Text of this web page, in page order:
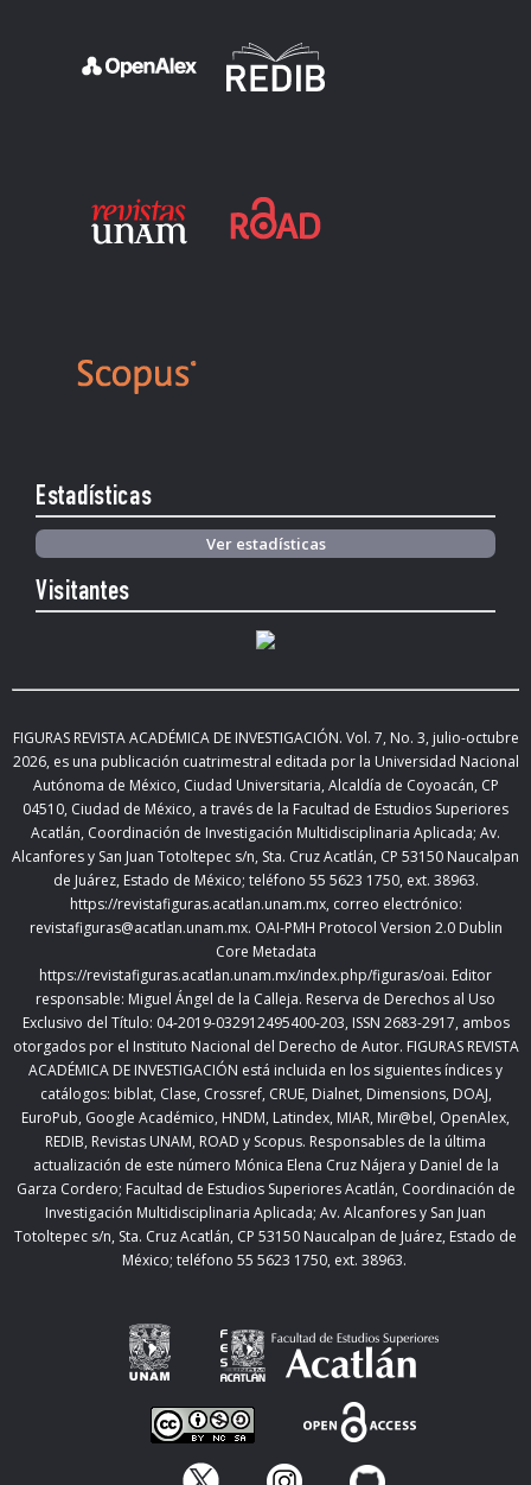
Estadísticas
Ver estadísticas
Visitantes
FIGURAS REVISTA ACADÉMICA DE INVESTIGACIÓN. Vol. 7, No. 3, julio-octubre
2026, es una publicación cuatrimestral editada por la Universidad Nacional
Autónoma de México, Ciudad Universitaria, Alcaldía de Coyoacán, CP
04510, Ciudad de México, a través de la Facultad de Estudios Superiores
Acatlán, Coordinación de Investigación Multidisciplinaria Aplicada; Av.
Alcanfores y San Juan Totoltepec s/n, Sta. Cruz Acatlán, CP 53150 Naucalpan
de Juárez, Estado de México; teléfono 55 5623 1750, ext. 38963.
https://revistafiguras.acatlan.unam.mx, correo electrónico:
revistafiguras@acatlan.unam.mx. OAI-PMH Protocol Version 2.0 Dublin
Core Metadata
https://revistafiguras.acatlan.unam.mx/index.php/figuras/oai. Editor
responsable: Miguel Ángel de la Calleja. Reserva de Derechos al Uso
Exclusivo del Título: 04-2019-032912495400-203, ISSN 2683-2917, ambos
otorgados por el Instituto Nacional del Derecho de Autor. FIGURAS REVISTA
ACADÉMICA DE INVESTIGACIÓN está incluida en los siguientes índices y
catálogos: biblat, Clase, Crossref, CRUE, Dialnet, Dimensions, DOAJ,
EuroPub, Google Académico, HNDM, Latindex, MIAR, Mir@bel, OpenAlex,
REDIB, Revistas UNAM, ROAD y Scopus. Responsables de la última
actualización de este número Mónica Elena Cruz Nájera y Daniel de la
Garza Cordero; Facultad de Estudios Superiores Acatlán, Coordinación de
Investigación Multidisciplinaria Aplicada; Av. Alcanfores y San Juan
Totoltepec s/n, Sta. Cruz Acatlán, CP 53150 Naucalpan de Juárez, Estado de
México; teléfono 55 5623 1750, ext. 38963.